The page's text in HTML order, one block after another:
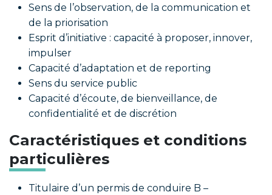
Sens de l’observation, de la communication et
de la priorisation
Esprit d’initiative : capacité à proposer, innover,
impulser
Capacité d’adaptation et de reporting
Sens du service public
Capacité d’écoute, de bienveillance, de
confidentialité et de discrétion
Caractéristiques et conditions
particulières
Titulaire d’un permis de conduire B –